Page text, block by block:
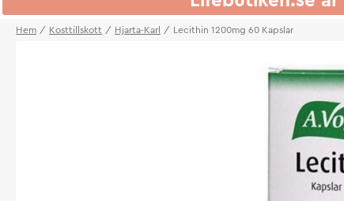
Hem Kosttillskott Hjarta-Karl Lecithin 1200mg 60 Kapslar